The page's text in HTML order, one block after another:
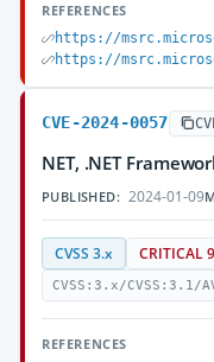
REFERENCES
https://
https://
CVE-2024-0057
NET, .NET
PUBLISHED: 2024-01-09
CVSS 3.x CRITICAL
CVSS:3.x/CVSS:3.1/
REFERENCES